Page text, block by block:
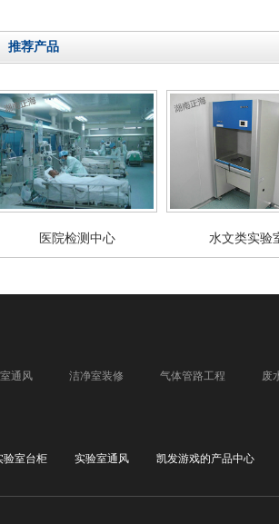
推荐产品
医院检测中心 水文类实验
通风 洁净室装修 气体管路工程 废
验室台柜 实验室通风 凯发游戏的产品中心